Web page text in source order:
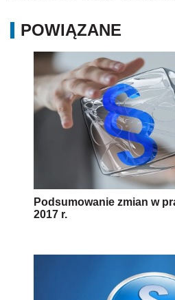
POWIĄZANE
Podsumowanie zmian w
2017 r.